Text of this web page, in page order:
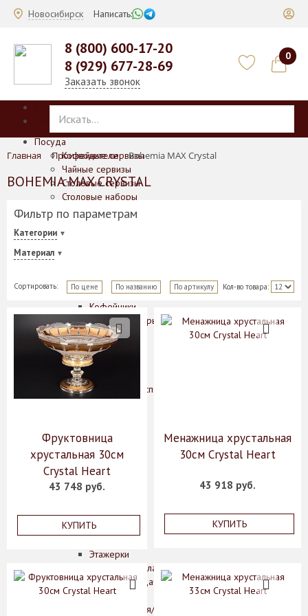
Новосибирск Написать:
8 (800) 600-17-20
8 (929) 677-28-69
Заказать звонок
0
Каталог
Посуда
Кофейные сервизы
Чайные сервизы
Столовые сервизы
Столовые наборы
Чайные/кофейные наборы на 4/6 персон
Подарочные наборы для чая и кофе
Отдельные предметы
Блюда для выпечки
Вазы
Кофейники
Кофейные пары
Кружки
Масленки
Менажницы
Наборы для специй
Розетки
Сахарницы
Соусники
Супники
Сухарницы
Хлебницы
Чайники
Этажерки
Предметы сервировки стола
Аксессуары для подачи сыра
Банки для сыпучих
Вазочки для варенья/сахара
Главная Производители Bohemia MAX Crystal
BOHEMIA MAX CRYSTAL
Фильтр по параметрам
Категории
Материал
Кол-во товара:
Сортировать: По цене По названию По артикулу
Фруктовница
хрустальная 30см
Crystal Heart
43 748 руб.
КУПИТЬ
Менажница хрустальная
30см Crystal Heart
43 918 руб.
КУПИТЬ